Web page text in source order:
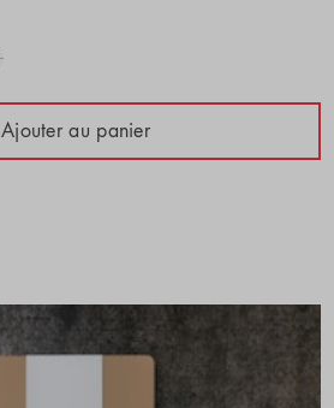
Ajouter au panier